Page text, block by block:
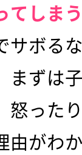
てしま
サボる
まずは
怒った
由がわ